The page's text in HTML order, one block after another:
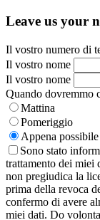
Leave us your
Il vostro numero di
Il vostro nome
Il vostro nome
Quando dovremmo
Mattina
Pomeriggio
Appena possibile
Sono stato
trattamento dei miei
non pregiudica la
prima della revoca
confermo di avere
miei dati. Do